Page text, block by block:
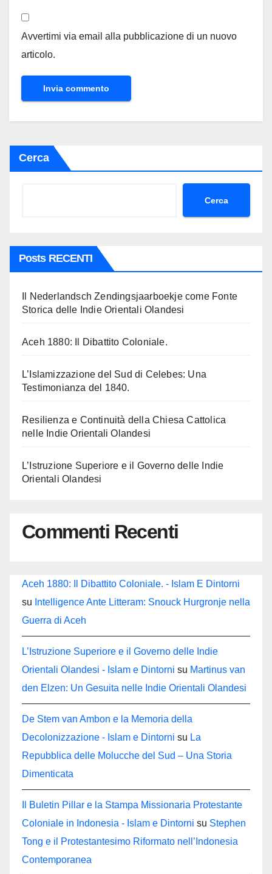
Avvertimi via email alla pubblicazione di un nuovo
articolo.
Cerca
Cerca
Posts RECENTI
Il Nederlandsch Zendingsjaarboekje come Fonte
Storica delle Indie Orientali Olandesi
Aceh 1880: Il Dibattito Coloniale.
L’Islamizzazione del Sud di Celebes: Una
Testimonianza del 1840.
Resilienza e Continuità della Chiesa Cattolica
nelle Indie Orientali Olandesi
L’Istruzione Superiore e il Governo delle Indie
Orientali Olandesi
Commenti Recenti
Aceh 1880: Il Dibattito Coloniale. - Islam E Dintorni
su Intelligence Ante Litteram: Snouck Hurgronje nella
Guerra di Aceh
L’Istruzione Superiore e il Governo delle Indie
Orientali Olandesi - Islam e Dintorni su Martinus van
den Elzen: Un Gesuita nelle Indie Orientali Olandesi
De Stem van Ambon e la Memoria della
Decolonizzazione - Islam e Dintorni su La
Repubblica delle Molucche del Sud – Una Storia
Dimenticata
Il Buletin Pillar e la Stampa Missionaria Protestante
Coloniale in Indonesia - Islam e Dintorni su Stephen
Tong e il Protestantesimo Riformato nell’Indonesia
Contemporanea